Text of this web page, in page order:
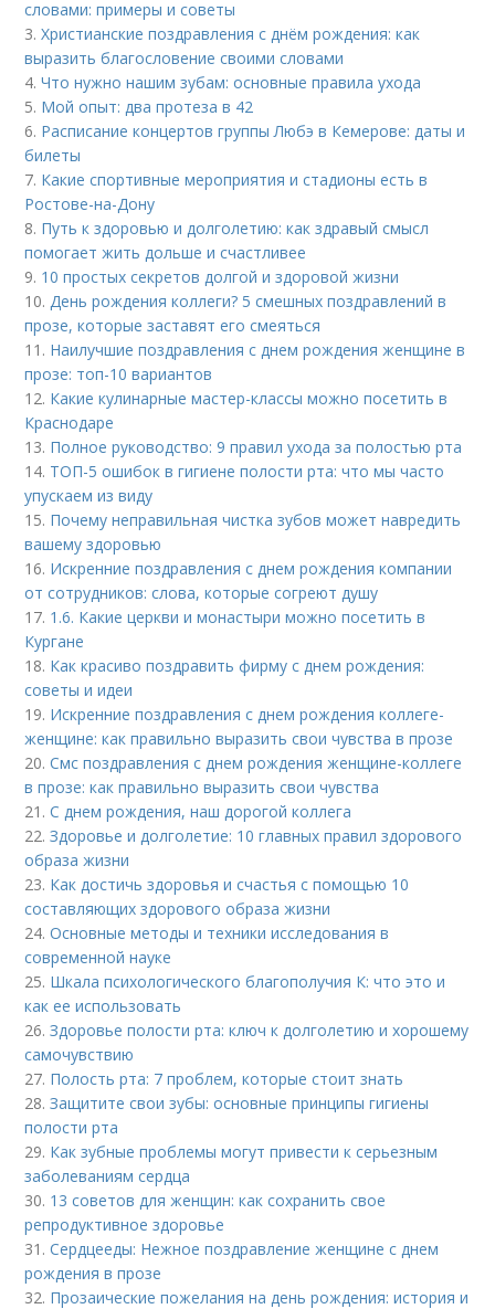
словами: примеры и советы
3.Христианские поздравления с днём рождения: как
выразить благословение своими словами
4.Что нужно нашим зубам: основные правила ухода
5. Мой опыт: два протеза в 42
6. Расписание концертов группы Любэ в Кемерове: даты и
билеты
7. Какие спортивные мероприятия и стадионы есть в
Ростове-на-Дону
8. Путь к здоровью и долголетию: как здравый смысл
помогает жить дольше и счастливее
9. 10 простых секретов долгой и здоровой жизни
10.День рождения коллеги? 5 смешных поздравлений в
прозе, которые заставят его смеяться
11. Наилучшие поздравления с днем рождения женщине в
прозе: топ-10 вариантов
12. Какие кулинарные мастер-классы можно посетить в
Краснодаре
13. Полное руководство: 9 правил ухода за полостью рта
14. ТОП-5 ошибок в гигиене полости рта: что мы часто
упускаем из виду
15. Почему неправильная чистка зубов может навредить
вашему здоровью
16. Искренние поздравления с днем рождения компании
от сотрудников: слова, которые согреют душу
17. 1.6. Какие церкви и монастыри можно посетить в
Кургане
18. Как красиво поздравить фирму с днем рождения:
советы и идеи
19. Искренние поздравления с днем рождения коллеге-
женщине: как правильно выразить свои чувства в прозе
20.Смс поздравления с днем рождения женщине-коллеге
в прозе: как правильно выразить свои чувства
21.С днем рождения, наш дорогой коллега
22.Здоровье и долголетие: 10 главных правил здорового
образа жизни
23. Как достичь здоровья и счастья с помощью 10
составляющих здорового образа жизни
24.Основные методы и техники исследования в
современной науке
25. Шкала психологического благополучия К: что это и
как ее использовать
26.Здоровье полости рта: ключ к долголетию и хорошему
самочувствию
27. Полость рта: 7 проблем, которые стоит знать
28.Защитите свои зубы: основные принципы гигиены
полости рта
29. Как зубные проблемы могут привести к серьезным
заболеваниям сердца
30. 13 советов для женщин: как сохранить свое
репродуктивное здоровье
31.Сердцееды: Нежное поздравление женщине с днем
рождения в прозе
32. Прозаические пожелания на день рождения: история и